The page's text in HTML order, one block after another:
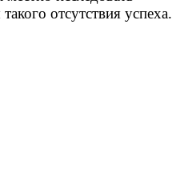
отсутствия успеха.